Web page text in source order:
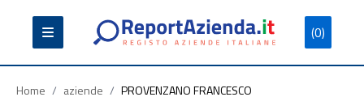
(0)
Partita
Iva
Codice
Fiscale
Ragione
Sociale
Home / aziende / PROVENZANO FRANCESCO